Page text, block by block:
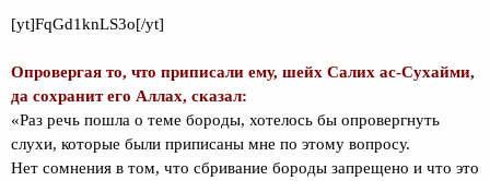
[yt]FqGd1knLS3o[/yt]
Опровергая то, что приписали ему, шейх Салих ас-Сухайми,
да сохранит его Аллах, сказал:
«Раз речь пошла о теме бороды, хотелось бы опровергнуть
слухи, которые были приписаны мне по этому вопросу.
Нет сомнения в том, что сбривание бороды запрещено и что это